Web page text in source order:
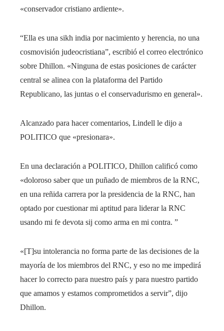
«conservador cristiano ardiente».
“Ella es una sikh india por nacimiento y herencia, no una
cosmovisión judeocristiana”, escribió el correo electrónico
sobre Dhillon. «Ninguna de estas posiciones de carácter
central se alinea con la plataforma del Partido
Republicano, las juntas o el conservadurismo en general».
Alcanzado para hacer comentarios, Lindell le dijo a
POLITICO que «presionara».
En una declaración a POLITICO, Dhillon calificó como
«doloroso saber que un puñado de miembros de la RNC,
en una reñida carrera por la presidencia de la RNC, han
optado por cuestionar mi aptitud para liderar la RNC
usando mi fe devota sij como arma en mi contra. ”
«[T]su intolerancia no forma parte de las decisiones de la
mayoría de los miembros del RNC, y eso no me impedirá
hacer lo correcto para nuestro país y para nuestro partido
que amamos y estamos comprometidos a servir”, dijo
Dhillon.